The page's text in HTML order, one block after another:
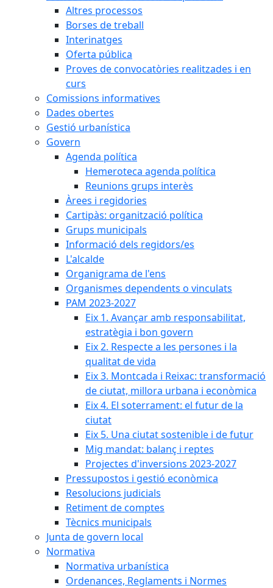
Altres processos
Borses de treball
Interinatges
Oferta pública
Proves de convocatòries realitzades i en
curs
Comissions informatives
Dades obertes
Gestió urbanística
Govern
Agenda política
Hemeroteca agenda política
Reunions grups interès
Àrees i regidories
Cartipàs: organització política
Grups municipals
Informació dels regidors/es
L'alcalde
Organigrama de l'ens
Organismes dependents o vinculats
PAM 2023-2027
Eix 1. Avançar amb responsabilitat,
estratègia i bon govern
Eix 2. Respecte a les persones i la
qualitat de vida
Eix 3. Montcada i Reixac: transformació
de ciutat, millora urbana i econòmica
Eix 4. El soterrament: el futur de la
ciutat
Eix 5. Una ciutat sostenible i de futur
Mig mandat: balanç i reptes
Projectes d'inversions 2023-2027
Pressupostos i gestió econòmica
Resolucions judicials
Retiment de comptes
Tècnics municipals
Junta de govern local
Normativa
Normativa urbanística
Ordenances, Reglaments i Normes